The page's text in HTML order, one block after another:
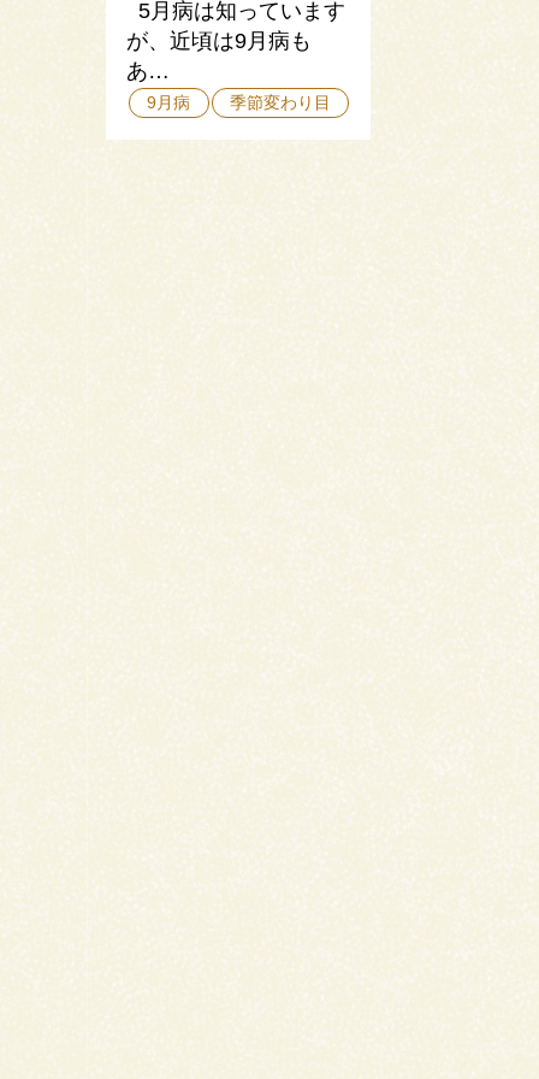
5月病は知っています
が、近頃は9月病も
あ…
9月病 季節変わり目